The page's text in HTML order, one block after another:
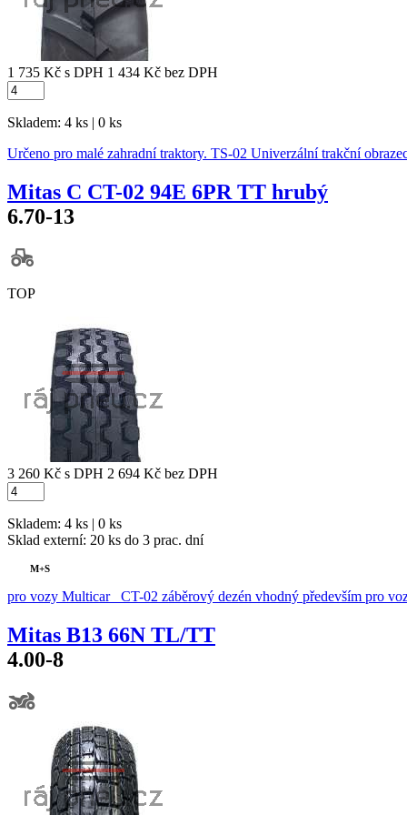
1 735 Kč s DPH 1 434 Kč bez DPH
Skladem: 4 ks | 0 ks
Určeno pro malé zahradní traktory. TS-02 Univerzální trakční
Mitas C CT-02 94E 6PR TT hrubý
6.70-13
TOP
3 260 Kč s DPH 2 694 Kč bez DPH
Skladem: 4 ks | 0 ks
Sklad externí: 20 ks do 3 prac. dní
M+S
pro vozy Multicar CT-02 záběrový dezén vhodný především pro
Mitas B13 66N TL/TT
4.00-8